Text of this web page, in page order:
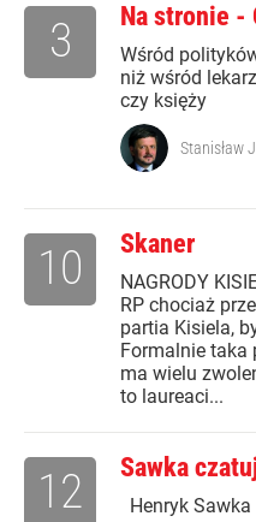
Na stronie -
Wśród
niż wśród
czy księży
3
Stanisław
Skaner
NAGRODY
RP chociaż
partia Kisiela,
Formalnie taka
ma wielu
to laureaci...
10
Sawka
Henryk
12